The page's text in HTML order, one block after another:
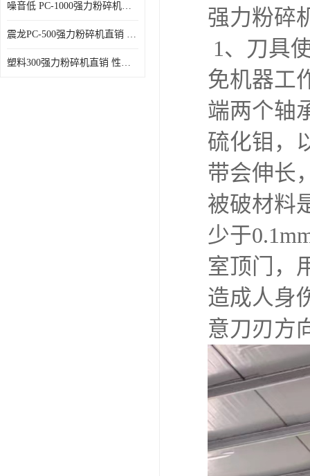
噪音低 PC-1000强力粉碎机直供
震龙PC-500强力粉碎机直销 性价比高
塑料300强力粉碎机直销 性价比高
强力粉碎
1、刀具
免机器工
端两个轴
硫化钼，
带会伸长
被破材料
少于
室顶门，
造成人身
意刀刃方